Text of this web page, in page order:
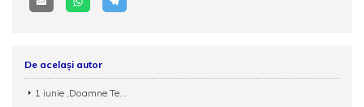
De același autor
1 iunie ,Doamne Te...